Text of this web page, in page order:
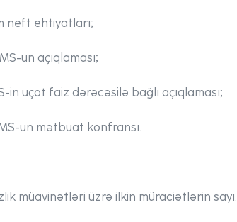
neft ehtiyatları;
un açıqlaması;
in uçot faiz dərəcəsilə bağlı açıqlaması;
un mətbuat konfransı.
müavinətləri üzrə ilkin müraciətlərin sayı.